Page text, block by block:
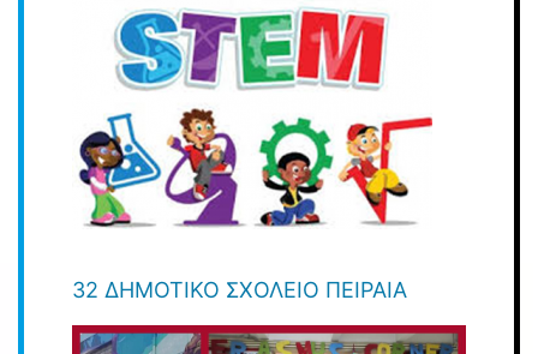
32 ΔΗΜΟΤΙΚΟ ΣΧΟΛΕΙΟ ΠΕΙΡΑΙΑ